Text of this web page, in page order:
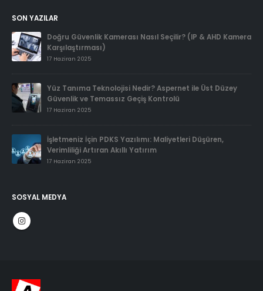
SON YAZILAR
Doğru Güvenlik Kamerası Nasıl Seçilir? (IP & AHD Kamera
Karşılaştırması)
17 Haziran 2025
Yüz Tanıma Teknolojisi Nedir? Aspernet ile Üst Düzey
Güvenlik ve Temassız Geçiş Kontrolü
17 Haziran 2025
İşletmeniz İçin PDKS Yazılımı: Maliyetleri Düşüren,
Verimliliği Artıran Akıllı Yatırım
17 Haziran 2025
SOSYAL MEDYA